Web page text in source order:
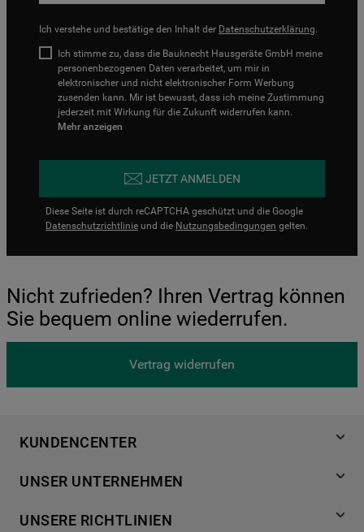
Ich verstehe und bestätige den Inhalt der Datenschutzerklärung.
Ich stimme zu, dass die Bauknecht Hausgeräte GmbH meine
personenbezogenen Daten verarbeitet, um mir in
elektronischer und nicht elektronischer Form Werbung
zusenden kann. Mir ist bewusst, dass ich meine Zustimmung
jederzeit mit Wirkung für die Zukunft widerrufen kann.
Mehr anzeigen
JETZT ANMELDEN
Diese Seite ist durch reCAPTCHA geschützt und die Google
Datenschutzrichtlinie und die Nutzungsbedingungen gelten.
Nicht zufrieden? Ihren Vertrag können
Sie bequem online wiederrufen.
Vertrag widerrufen
KUNDENCENTER
Händlersuche
Häufige Fragen
UNSER UNTERNEHMEN
Für Händler
UNSERE RICHTLINIEN